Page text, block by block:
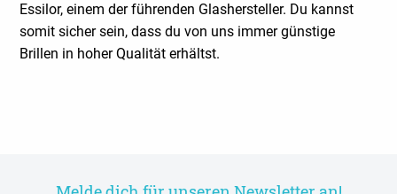
Essilor, einem der führenden Glashersteller. Du kannst
somit sicher sein, dass du von uns immer günstige
Brillen in hoher Qualität erhältst.